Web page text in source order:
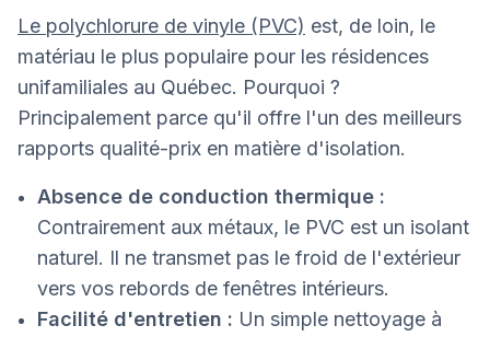
Le polychlorure de vinyle (PVC) est, de loin, le
matériau le plus populaire pour les résidences
unifamiliales au Québec. Pourquoi ?
Principalement parce qu'il offre l'un des meilleurs
rapports qualité-prix en matière d'isolation.
Absence de conduction thermique :
Contrairement aux métaux, le PVC est un isolant
naturel. Il ne transmet pas le froid de l'extérieur
vers vos rebords de fenêtres intérieurs.
Facilité d'entretien : Un simple nettoyage à